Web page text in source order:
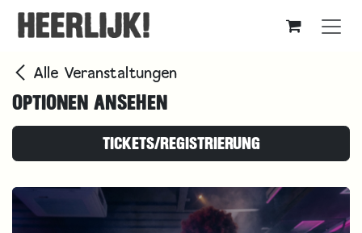
Zum Inhalt springen
Alle Veranstaltungen
OPTIONEN ANSEHEN
TICKETS/REGISTRIERUNG